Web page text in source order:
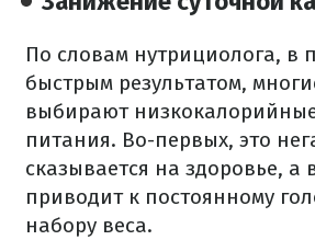
По словам нутрициолога, в
быстрым результатом,
выбирают
питания. Во-первых, это
сказывается на здоровье, а
приводит к постоянному
набору веса.